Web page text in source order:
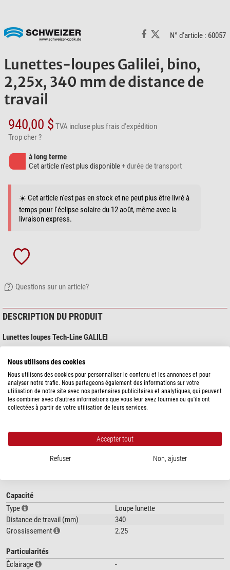
N° d'article : 60057
Lunettes-loupes Galilei, bino,
2,25x, 340 mm de distance de
travail
940,00 $ TVA incluse plus frais d'expédition
Trop cher ?
à long terme
Cet article n'est plus disponible+ durée de transport
☀️ Cet article n'est pas en stock et ne peut plus être livré à
temps pour l'éclipse solaire du 12 août, même avec la
livraison express.
Questions sur un article?
DESCRIPTION DU PRODUIT
Lunettes loupes Tech-Line GALILEI
précise dans toutes les situations.
Excellente optique grâce à des lentilles multicouches résistantes aux
rayures pour des images claires en permanence.
Extrêmement légères et confortables. Les branches en fibre souple offrent
un ajustement optimal pour toutes les têtes.
Distance oculaire réglable entre 48 et 73 mm.
Capacité
Type
Loupe lunette
Distance de travail (mm)
340
Grossissement
2.25
Particularités
Éclairage
-
Nous utilisons des cookies
Nous utilisons des cookies pour personnaliser le contenu et les annonces et pour
analyser notre trafic. Nous partageons également des informations sur votre
utilisation de notre site avec nos partenaires publicitaires et analytiques, qui peuvent
les combiner avec d'autres informations que vous leur avez fournies ou qu'ils ont
collectées à partir de votre utilisation de leurs services.
Accepter tout
Refuser Non, ajuster